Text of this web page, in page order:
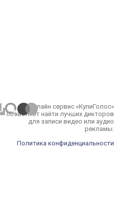
Онлайн сервис «КупиГолос»
позволяет найти лучших дикторов
для записи видео или аудио
рекламы.
Политика конфиденциальности